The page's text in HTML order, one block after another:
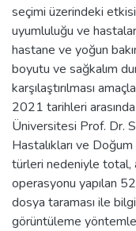
seçimi üzerindeki
uyumluluğu ve
hastane ve yoğun
boyutu ve sağkalım
karşılaştırılması
2021 tarihleri
Üniversitesi Prof. Dr.
Hastalıkları ve
türleri nedeniyle total,
operasyonu yapılan
dosya taraması ile
görüntüleme